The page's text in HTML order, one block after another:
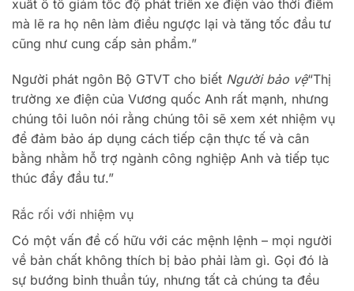
xuất ô tô giảm tốc độ phát triển xe điện vào thời điểm
mà lẽ ra họ nên làm điều ngược lại và tăng tốc đầu tư
cũng như cung cấp sản phẩm.”
Người phát ngôn Bộ GTVT cho biết Người bảo vệ“Thị
trường xe điện của Vương quốc Anh rất mạnh, nhưng
chúng tôi luôn nói rằng chúng tôi sẽ xem xét nhiệm vụ
để đảm bảo áp dụng cách tiếp cận thực tế và cân
bằng nhằm hỗ trợ ngành công nghiệp Anh và tiếp tục
thúc đẩy đầu tư.”
Rắc rối với nhiệm vụ
Có một vấn đề cố hữu với các mệnh lệnh – mọi người
về bản chất không thích bị bảo phải làm gì. Gọi đó là
sự bướng bỉnh thuần túy, nhưng tất cả chúng ta đều